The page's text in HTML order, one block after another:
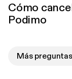
Cómo
Podimo
Más